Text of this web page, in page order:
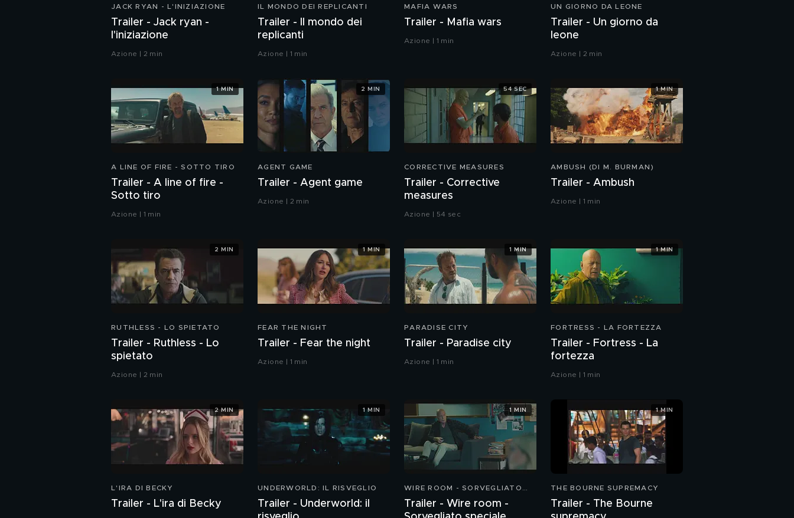
JACK RYAN - L'INIZIAZIONE
Trailer - Jack ryan -
l'iniziazione
Azione | 2 min
IL MONDO DEI REPLICANTI
Trailer - Il mondo dei
replicanti
Azione | 1 min
MAFIA WARS
Trailer - Mafia wars
Azione | 1 min
UN GIORNO DA LEONE
Trailer - Un giorno da
leone
Azione | 2 min
A LINE OF FIRE - SOTTO TIRO
Trailer - A line of fire -
Sotto tiro
Azione | 1 min
1 MIN
AGENT GAME
Trailer - Agent game
Azione | 2 min
2 MIN
CORRECTIVE MEASURES
Trailer - Corrective
measures
Azione | 54 sec
54 SEC
AMBUSH (DI M. BURMAN)
Trailer - Ambush
Azione | 1 min
1 MIN
RUTHLESS - LO SPIETATO
Trailer - Ruthless - Lo
spietato
Azione | 2 min
2 MIN
FEAR THE NIGHT
Trailer - Fear the night
Azione | 1 min
1 MIN
PARADISE CITY
Trailer - Paradise city
Azione | 1 min
1 MIN
FORTRESS - LA FORTEZZA
Trailer - Fortress - La
fortezza
Azione | 1 min
1 MIN
L'IRA DI BECKY
Trailer - L'ira di Becky
2 MIN
UNDERWORLD: IL RISVEGLIO
Trailer - Underworld: il
1 MIN
WIRE ROOM - SORVEGLIATO
Trailer - Wire room -
1 MIN
THE BOURNE SUPREMACY
Trailer - The Bourne
1 MIN